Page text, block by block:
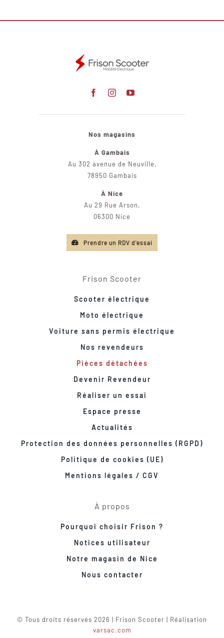
Nos magasins
À Gambais
Au 302 avenue de Neuville,
78950 Gambais
À Nice
Au 29 Rue Arson,
06300 Nice
Prendre un RDV d'essai
Frison Scooter
Scooter électrique
Moto électrique
Voiture sans permis électrique
Nos revendeurs
Pièces détachées
Devenir Revendeur
Réaliser un essai
Espace presse
Actualités
Protection des données personnelles (RGPD)
Politique de cookies (UE)
Mentions légales / CGV
À propos
Pourquoi choisir Frison ?
Notices utilisateur
Notre magasin de Nice
Nous contacter
© Tous droits réservés 2026 | Frison Scooter | Réalisation
varsac.com